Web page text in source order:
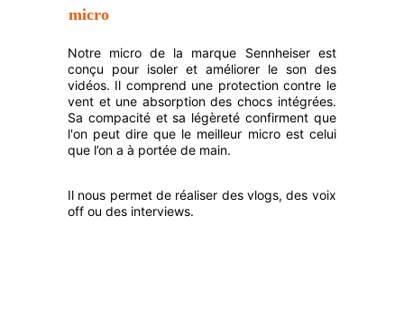
micro
Notre micro de la marque Sennheiser est
conçu pour isoler et améliorer le son des
vidéos. Il comprend une protection contre le
vent et une absorption des chocs intégrées.
Sa compacité et sa légèreté confirment que
l'on peut dire que le meilleur micro est celui
que l’on a à portée de main.
Il nous permet de réaliser des vlogs, des voix
off ou des interviews.